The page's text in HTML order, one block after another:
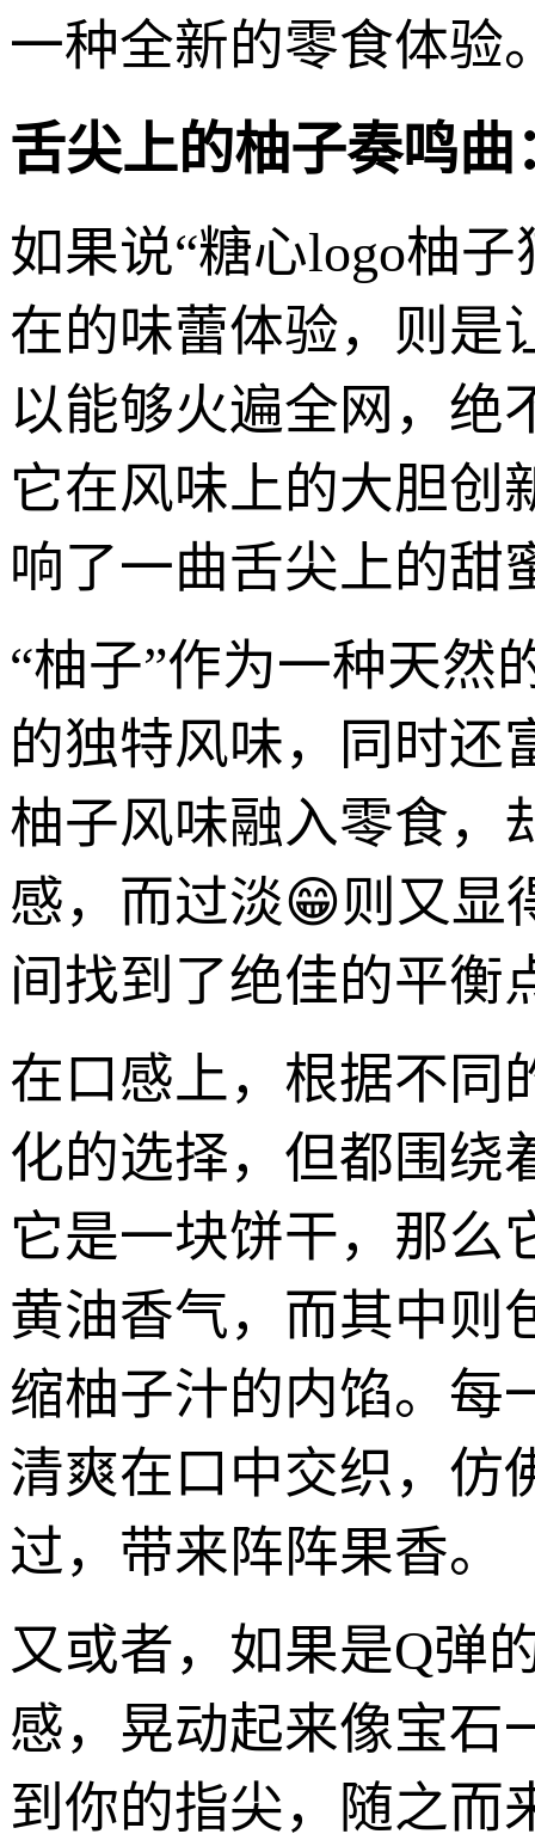
一种全新的零食体验
舌尖上的柚子奏鸣
如果说“糖心logo柚
在的味蕾体验，则是
以能够火遍全网，绝
它在风味上的大胆创
响了一曲舌尖上的甜
“柚子”作为一种天然
的独特风味，同时还
柚子风味融入零食，
感，而过淡😁则又显
间找到了绝佳的平衡
在口感上，根据不同
化的选择，但都围绕
它是一块饼干，那么
黄油香气，而其中则
缩柚子汁的内馅。每
清爽在口中交织，仿
过，带来阵阵果香。
又或者，如果是Q弹
感，晃动起来像宝石
到你的指尖，随之而